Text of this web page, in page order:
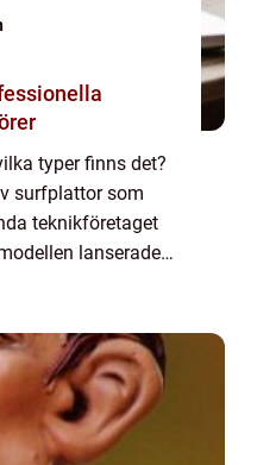
typer finns det?
surfplattor som
teknikföretaget
lanserades